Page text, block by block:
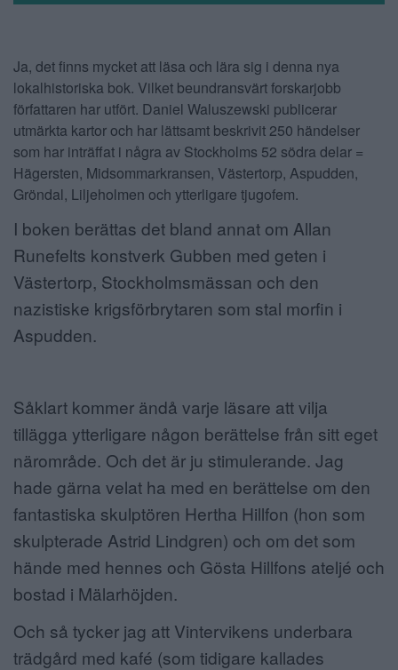
Ja, det finns mycket att läsa och lära sig i denna nya
lokalhistoriska bok. Vilket beundransvärt forskarjobb
författaren har utfört. Daniel Waluszewski publicerar
utmärkta kartor och har lättsamt beskrivit 250 händelser
som har inträffat i några av Stockholms 52 södra delar =
Hägersten, Midsommarkransen, Västertorp, Aspudden,
Gröndal, Liljeholmen och ytterligare tjugofem.
I boken berättas det bland annat om Allan
Runefelts konstverk Gubben med geten i
Västertorp, Stockholmsmässan och den
nazistiske krigsförbrytaren som stal morfin i
Aspudden.
Såklart kommer ändå varje läsare att vilja
tillägga ytterligare någon berättelse från sitt eget
närområde. Och det är ju stimulerande. Jag
hade gärna velat ha med en berättelse om den
fantastiska skulptören Hertha Hillfon (hon som
skulpterade Astrid Lindgren) och om det som
hände med hennes och Gösta Hillfons ateljé och
bostad i Mälarhöjden.
Och så tycker jag att Vintervikens underbara
trädgård med kafé (som tidigare kallades